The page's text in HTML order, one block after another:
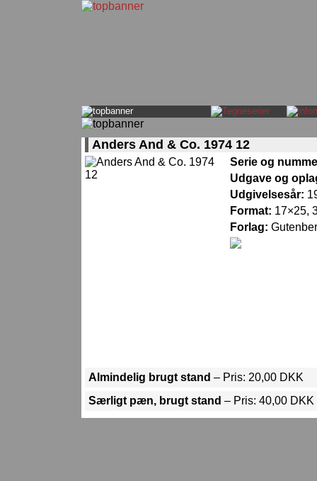
Anders And & Co. 1974 12
Serie og
Udgave og
Udgivelsesår:
Format: 17×25,
Forlag:
Almindelig brugt stand – Pris: 20,00 DKK
Særligt pæn, brugt stand – Pris: 40,00 DKK